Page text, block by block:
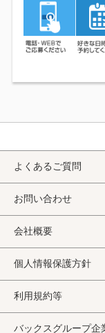
よくあるご質問
お問い合わせ
会社概要
個人情報保護方針
利用規約等
バックスグループ企